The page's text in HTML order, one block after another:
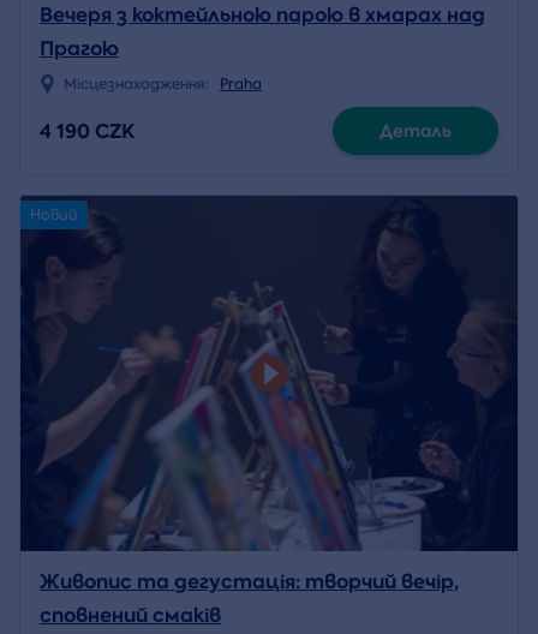
Вечеря з коктейльною парою в хмарах над
Прагою
Місцезнаходження: Praha
4 190 CZK Деталь
Новий
Живопис та дегустація: творчий вечір,
сповнений смаків